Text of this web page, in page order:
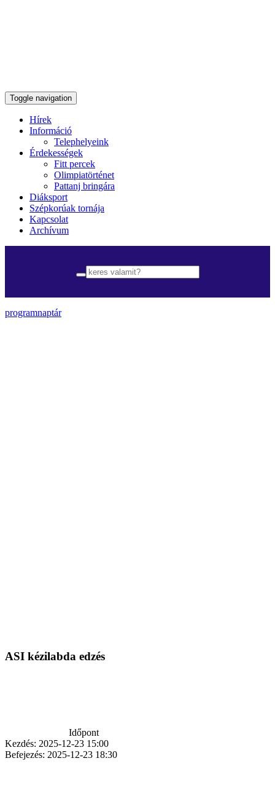
Toggle navigation
Hírek
Információ
Telephelyeink
Érdekességek
Fitt percek
Olimpiatörténet
Pattanj bringára
Diáksport
Szépkorúak tornája
Kapcsolat
Archívum
programnaptár
ASI kézilabda edzés
Időpont
Kezdés: 2025-12-23 15:00
Befejezés: 2025-12-23 18:30